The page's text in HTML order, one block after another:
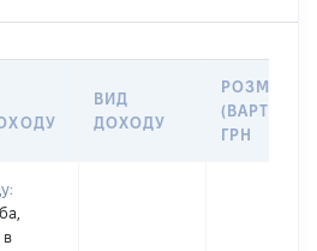
ВИД
ДОХОДУ
РОЗМІР
ГРН
в